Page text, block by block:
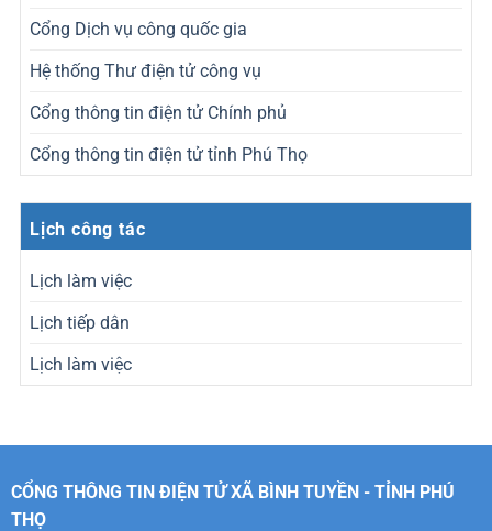
Cổng Dịch vụ công quốc gia
Hệ thống Thư điện tử công vụ
Cổng thông tin điện tử Chính phủ
Cổng thông tin điện tử tỉnh Phú Thọ
Lịch công tác
Lịch làm việc
Lịch tiếp dân
Lịch làm việc
CỔNG THÔNG TIN ĐIỆN TỬ XÃ BÌNH TUYỀN - TỈNH PHÚ
THỌ